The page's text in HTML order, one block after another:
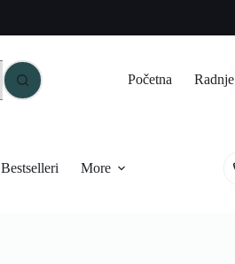
Početna Radnje
Bestselleri More